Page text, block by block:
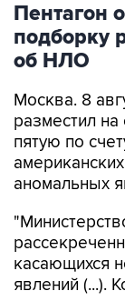
Пентагон
подборку
об НЛО
Москва. 8
разместил
пятую по
аномальных
касающихся
явлений (...).